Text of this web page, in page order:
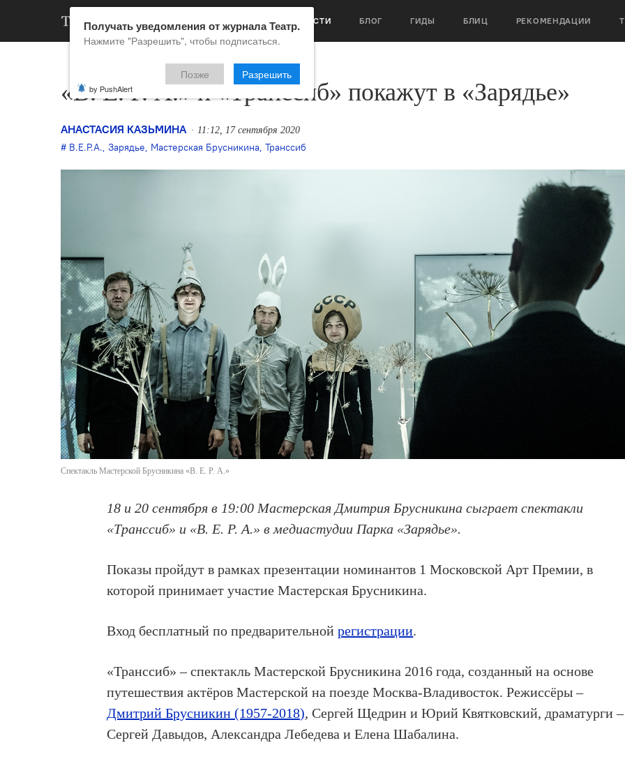
НОВОСТИ БЛОГ ГИДЫ БЛИЦ РЕКОМЕНДАЦИИ
«В. Е. Р. А.» и «Транссиб» покажут в «Зарядье»
АНАСТАСИЯ КАЗЬМИНА 11:12, 17 сентября 2020
В.Е.Р.А., Зарядье, Мастерская Брусникина, Транссиб
Спектакль Мастерской Брусникина «В. Е. Р. А.»
18 и 20 сентября в 19:00 Мастерская Дмитрия Брусникина сыграет спектакли
«Транссиб» и «В. Е. Р. А.» в медиастудии Парка «Зарядье».
Показы пройдут в рамках презентации номинантов 1 Московской Арт Премии, в
которой принимает участие Мастерская Брусникина.
Вход бесплатный по предварительнойрегистрации.
«Транссиб» – спектакль Мастерской Брусникина 2016 года, созданный на основе
путешествия актёров Мастерской на поезде Москва-Владивосток. Режиссёры –
Дмитрий Брусникин (1957-2018), Сергей Щедрин и Юрий Квятковский, драматурги –
Сергей Давыдов, Александра Лебедева и Елена Шабалина.
Получать уведомления от журнала Театр.
Нажмите "Разрешить", чтобы подписаться.
Позже Разрешить
by PushAlert